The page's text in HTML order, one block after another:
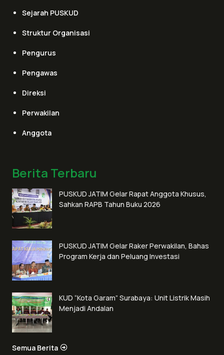
Sejarah PUSKUD
Struktur Organisasi
Pengurus
Pengawas
Direksi
Perwakilan
Anggota
Berita Terbaru
PUSKUD JATIM Gelar Rapat Anggota Khusus,
Sahkan RAPB Tahun Buku 2026
PUSKUD JATIM Gelar Raker Perwakilan, Bahas
Program Kerja dan Peluang Investasi
KUD “Kota Garam” Surabaya: Unit Listrik Masih
Menjadi Andalan
Semua Berita